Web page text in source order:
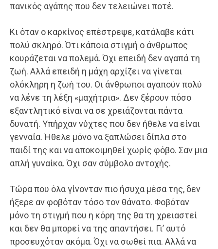
πανικός αγάπης που δεν τελειώνει ποτέ.
Κι όταν ο καρκίνος επέστρεψε, κατάλαβε κάτι
πολύ σκληρό. Ότι κάποια στιγμή ο άνθρωπος
κουράζεται να πολεμά. Όχι επειδή δεν αγαπά τη
ζωή. Αλλά επειδή η μάχη αρχίζει να γίνεται
ολόκληρη η ζωή του. Οι άνθρωποι αγαπούν πολύ
να λένε τη λέξη «μαχήτρια». Δεν ξέρουν πόσο
εξαντλητικό είναι να σε χρειάζονται πάντα
δυνατή. Υπήρχαν νύχτες που δεν ήθελε να είναι
γενναία. Ήθελε μόνο να ξαπλώσει δίπλα στο
παιδί της και να αποκοιμηθεί χωρίς φόβο. Σαν μια
απλή γυναίκα. Όχι σαν σύμβολο αντοχής.
Τώρα που όλα γίνονταν πιο ήσυχα μέσα της, δεν
ήξερε αν φοβόταν τόσο τον θάνατο. Φοβόταν
μόνο τη στιγμή που η κόρη της θα τη χρειαστεί
και δεν θα μπορεί να της απαντήσει. Γι’ αυτό
προσευχόταν ακόμα. Όχι να σωθεί πια. Αλλά να